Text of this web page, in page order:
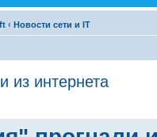
‹ Новости сети и IT
из интернета